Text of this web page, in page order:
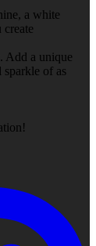
a white
Add a unique
of as